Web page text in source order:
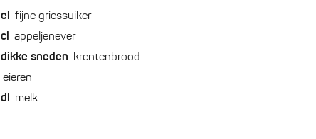
el fijne griessuiker
cl appeljenever
dikke sneden krentenbrood
eieren
dl melk